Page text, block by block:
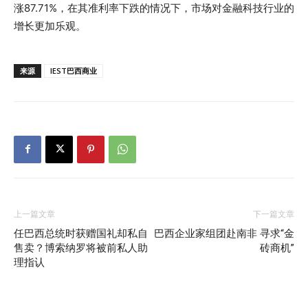
涨87.71%，在其准利率下跌的情况下，市场对金融科技行业的
增长更加乐观。
来源 IEST巴西商业
上一篇文章
任巴西总统时获赠国礼却私自
售卖？博索纳罗将被前私人助
理指认
下一篇文章
巴西企业家组团赴南非 寻求“金
砖商机”